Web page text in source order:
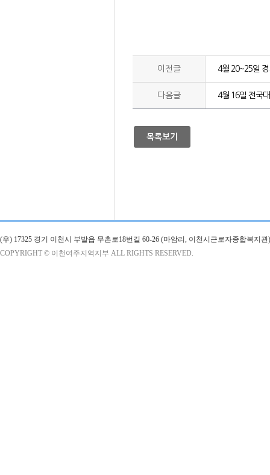
이전글 4월 20~25일
다음글 4월 16일 전국
목록보기
(우) 17325 경기 이천시 부발읍 무촌로18번길 60-26 (마암리, 이천시근로자종합복지관
COPYRIGHT © 이천여주지역지부 ALL RIGHTS RESERVED.